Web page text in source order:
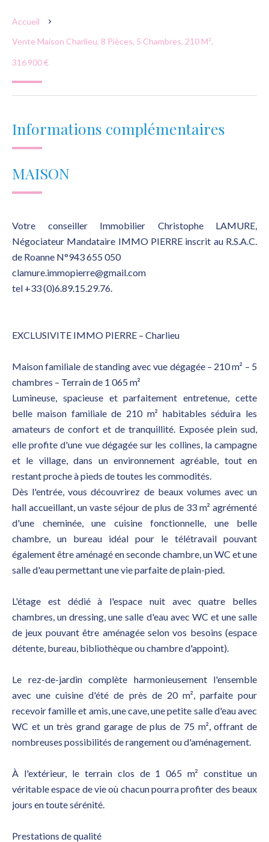
Accueil
Vente Maison Charlieu, 8 Pièces, 5 Chambres, 210 M²,
316 900 €
Informations complémentaires
MAISON
Votre conseiller Immobilier Christophe LAMURE,
Négociateur Mandataire IMMO PIERRE inscrit au R.S.A.C.
de Roanne N°943 655 050
clamure.immopierre@gmail.com
tel +33 (0)6.89.15.29.76.
EXCLUSIVITE IMMO PIERRE – Charlieu
Maison familiale de standing avec vue dégagée – 210 m² – 5
chambres – Terrain de 1 065 m²
Lumineuse, spacieuse et parfaitement entretenue, cette
belle maison familiale de 210 m² habitables séduira les
amateurs de confort et de tranquillité. Exposée plein sud,
elle profite d'une vue dégagée sur les collines, la campagne
et le village, dans un environnement agréable, tout en
restant proche à pieds de toutes les commodités.
Dès l'entrée, vous découvrirez de beaux volumes avec un
hall accueillant, un vaste séjour de plus de 33 m² agrémenté
d'une cheminée, une cuisine fonctionnelle, une belle
chambre, un bureau idéal pour le télétravail pouvant
également être aménagé en seconde chambre, un WC et une
salle d'eau permettant une vie parfaite de plain-pied.
L'étage est dédié à l'espace nuit avec quatre belles
chambres, un dressing, une salle d'eau avec WC et une salle
de jeux pouvant être aménagée selon vos besoins (espace
détente, bureau, bibliothèque ou chambre d'appoint).
Le rez-de-jardin complète harmonieusement l'ensemble
avec une cuisine d'été de près de 20 m², parfaite pour
recevoir famille et amis, une cave, une petite salle d'eau avec
WC et un très grand garage de plus de 75 m², offrant de
nombreuses possibilités de rangement ou d'aménagement.
À l'extérieur, le terrain clos de 1 065 m² constitue un
véritable espace de vie où chacun pourra profiter des beaux
jours en toute sérénité.
Prestations de qualité